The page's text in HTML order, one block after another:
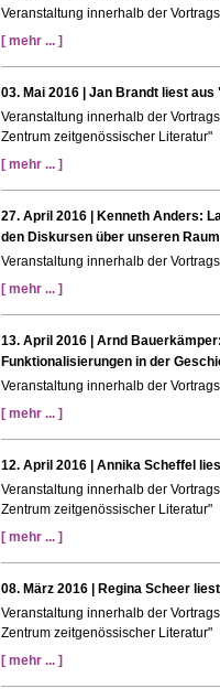
Veranstaltung innerhalb der
[ mehr ... ]
03. Mai 2016 | Jan Brandt liest aus
Veranstaltung innerhalb der
Zentrum zeitgenössischer Literatur"
[ mehr ... ]
27. April 2016 | Kenneth Anders:
den Diskursen über unseren Raum
Veranstaltung innerhalb der
[ mehr ... ]
13. April 2016 | Arnd
Funktionalisierungen in der
Veranstaltung innerhalb der
[ mehr ... ]
12. April 2016 | Annika Scheffel
Veranstaltung innerhalb der
Zentrum zeitgenössischer Literatur"
[ mehr ... ]
08. März 2016 | Regina Scheer
Veranstaltung innerhalb der
Zentrum zeitgenössischer Literatur"
[ mehr ... ]